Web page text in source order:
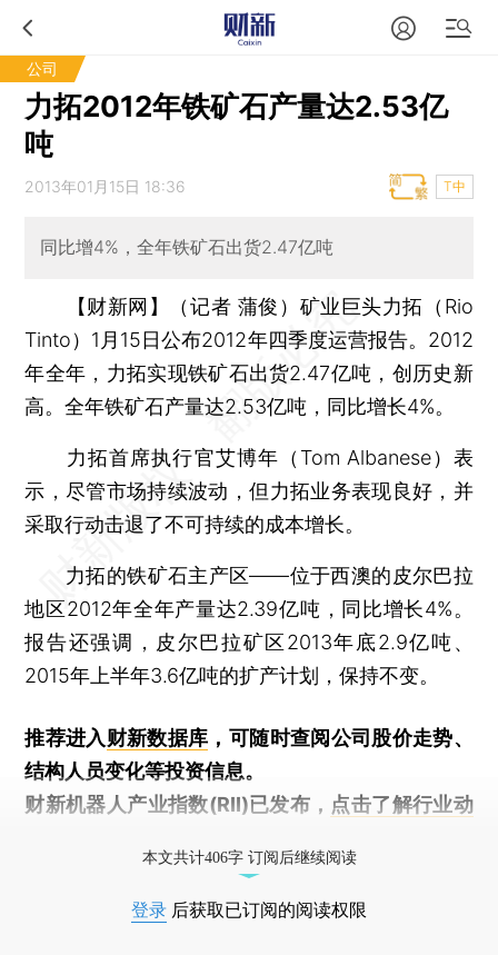
公司
力拓2012年铁矿石产量达2.53亿
吨
2013年01月15日 18:36 T中
同比增4%，全年铁矿石出货2.47亿吨
【财新网】（记者 蒲俊） 矿业巨头力拓（Rio
Tinto）1月15日公布2012年四季度运营报告。2012
年全年，力拓实现铁矿石出货2.47亿吨，创历史新
高。全年铁矿石产量达2.53亿吨，同比增长4%。
力拓首席执行官艾博年（Tom Albanese）表
示，尽管市场持续波动，但力拓业务表现良好，并
采取行动击退了不可持续的成本增长。
力拓的铁矿石主产区——位于西澳的皮尔巴拉
地区2012年全年产量达2.39亿吨，同比增长4%。
报告还强调，皮尔巴拉矿区2013年底2.9亿吨、
2015年上半年3.6亿吨的扩产计划，保持不变。
推荐进入财新数据库 ，可随时查阅公司股价走势、
结构人员变化等投资信息。
财新机器人产业指数(RII)已发布， 点击了解行业动
本文共计406字 订阅后继续阅读
登录 后获取已订阅的阅读权限